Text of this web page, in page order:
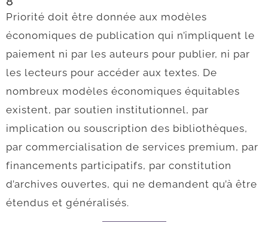
Priorité doit être donnée aux modèles
économiques de publication qui n’impliquent le
paiement ni par les auteurs pour publier, ni par
les lecteurs pour accéder aux textes. De
nombreux modèles économiques équitables
existent, par soutien institutionnel, par
implication ou souscription des bibliothèques,
par commercialisation de services premium, par
financements participatifs, par constitution
d’archives ouvertes, qui ne demandent qu’à être
étendus et généralisés.